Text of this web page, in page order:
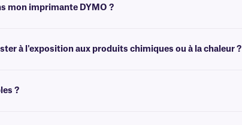
mon imprimante DYMO ?
à l'exposition aux produits chimiques ou à la chaleur ?
?